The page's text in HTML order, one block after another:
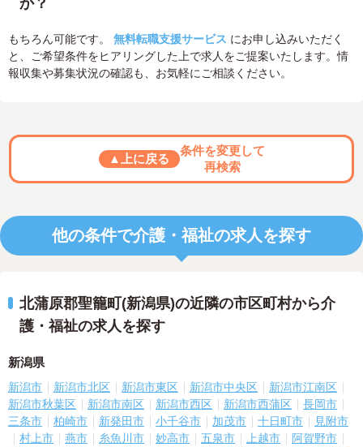
もちろん可能です。 無料転職支援サービス にお申し込みいただく
と、ご希望条件をヒアリングした上で求人をご提案いたします。情
報収集や募集状況の確認も、お気軽にご相談ください。
▲上に戻る
条件を変更して
再検索
他の条件で介護・福祉の求人を探す
北蒲原郡聖籠町(新潟県)の近隣の市区町村から介
護・福祉の求人を探す
新潟県
新潟市 新潟市北区 新潟市東区 新潟市中央区
新潟市江南区
新潟市秋葉区
新潟市南区 新潟市西区 新潟市西蒲区
長岡市
三条市
柏崎市 新発田市 小千谷市 加茂市 十日町市
見附市
村上市
燕市 糸魚川市 妙高市 五泉市 上越市
阿賀野市